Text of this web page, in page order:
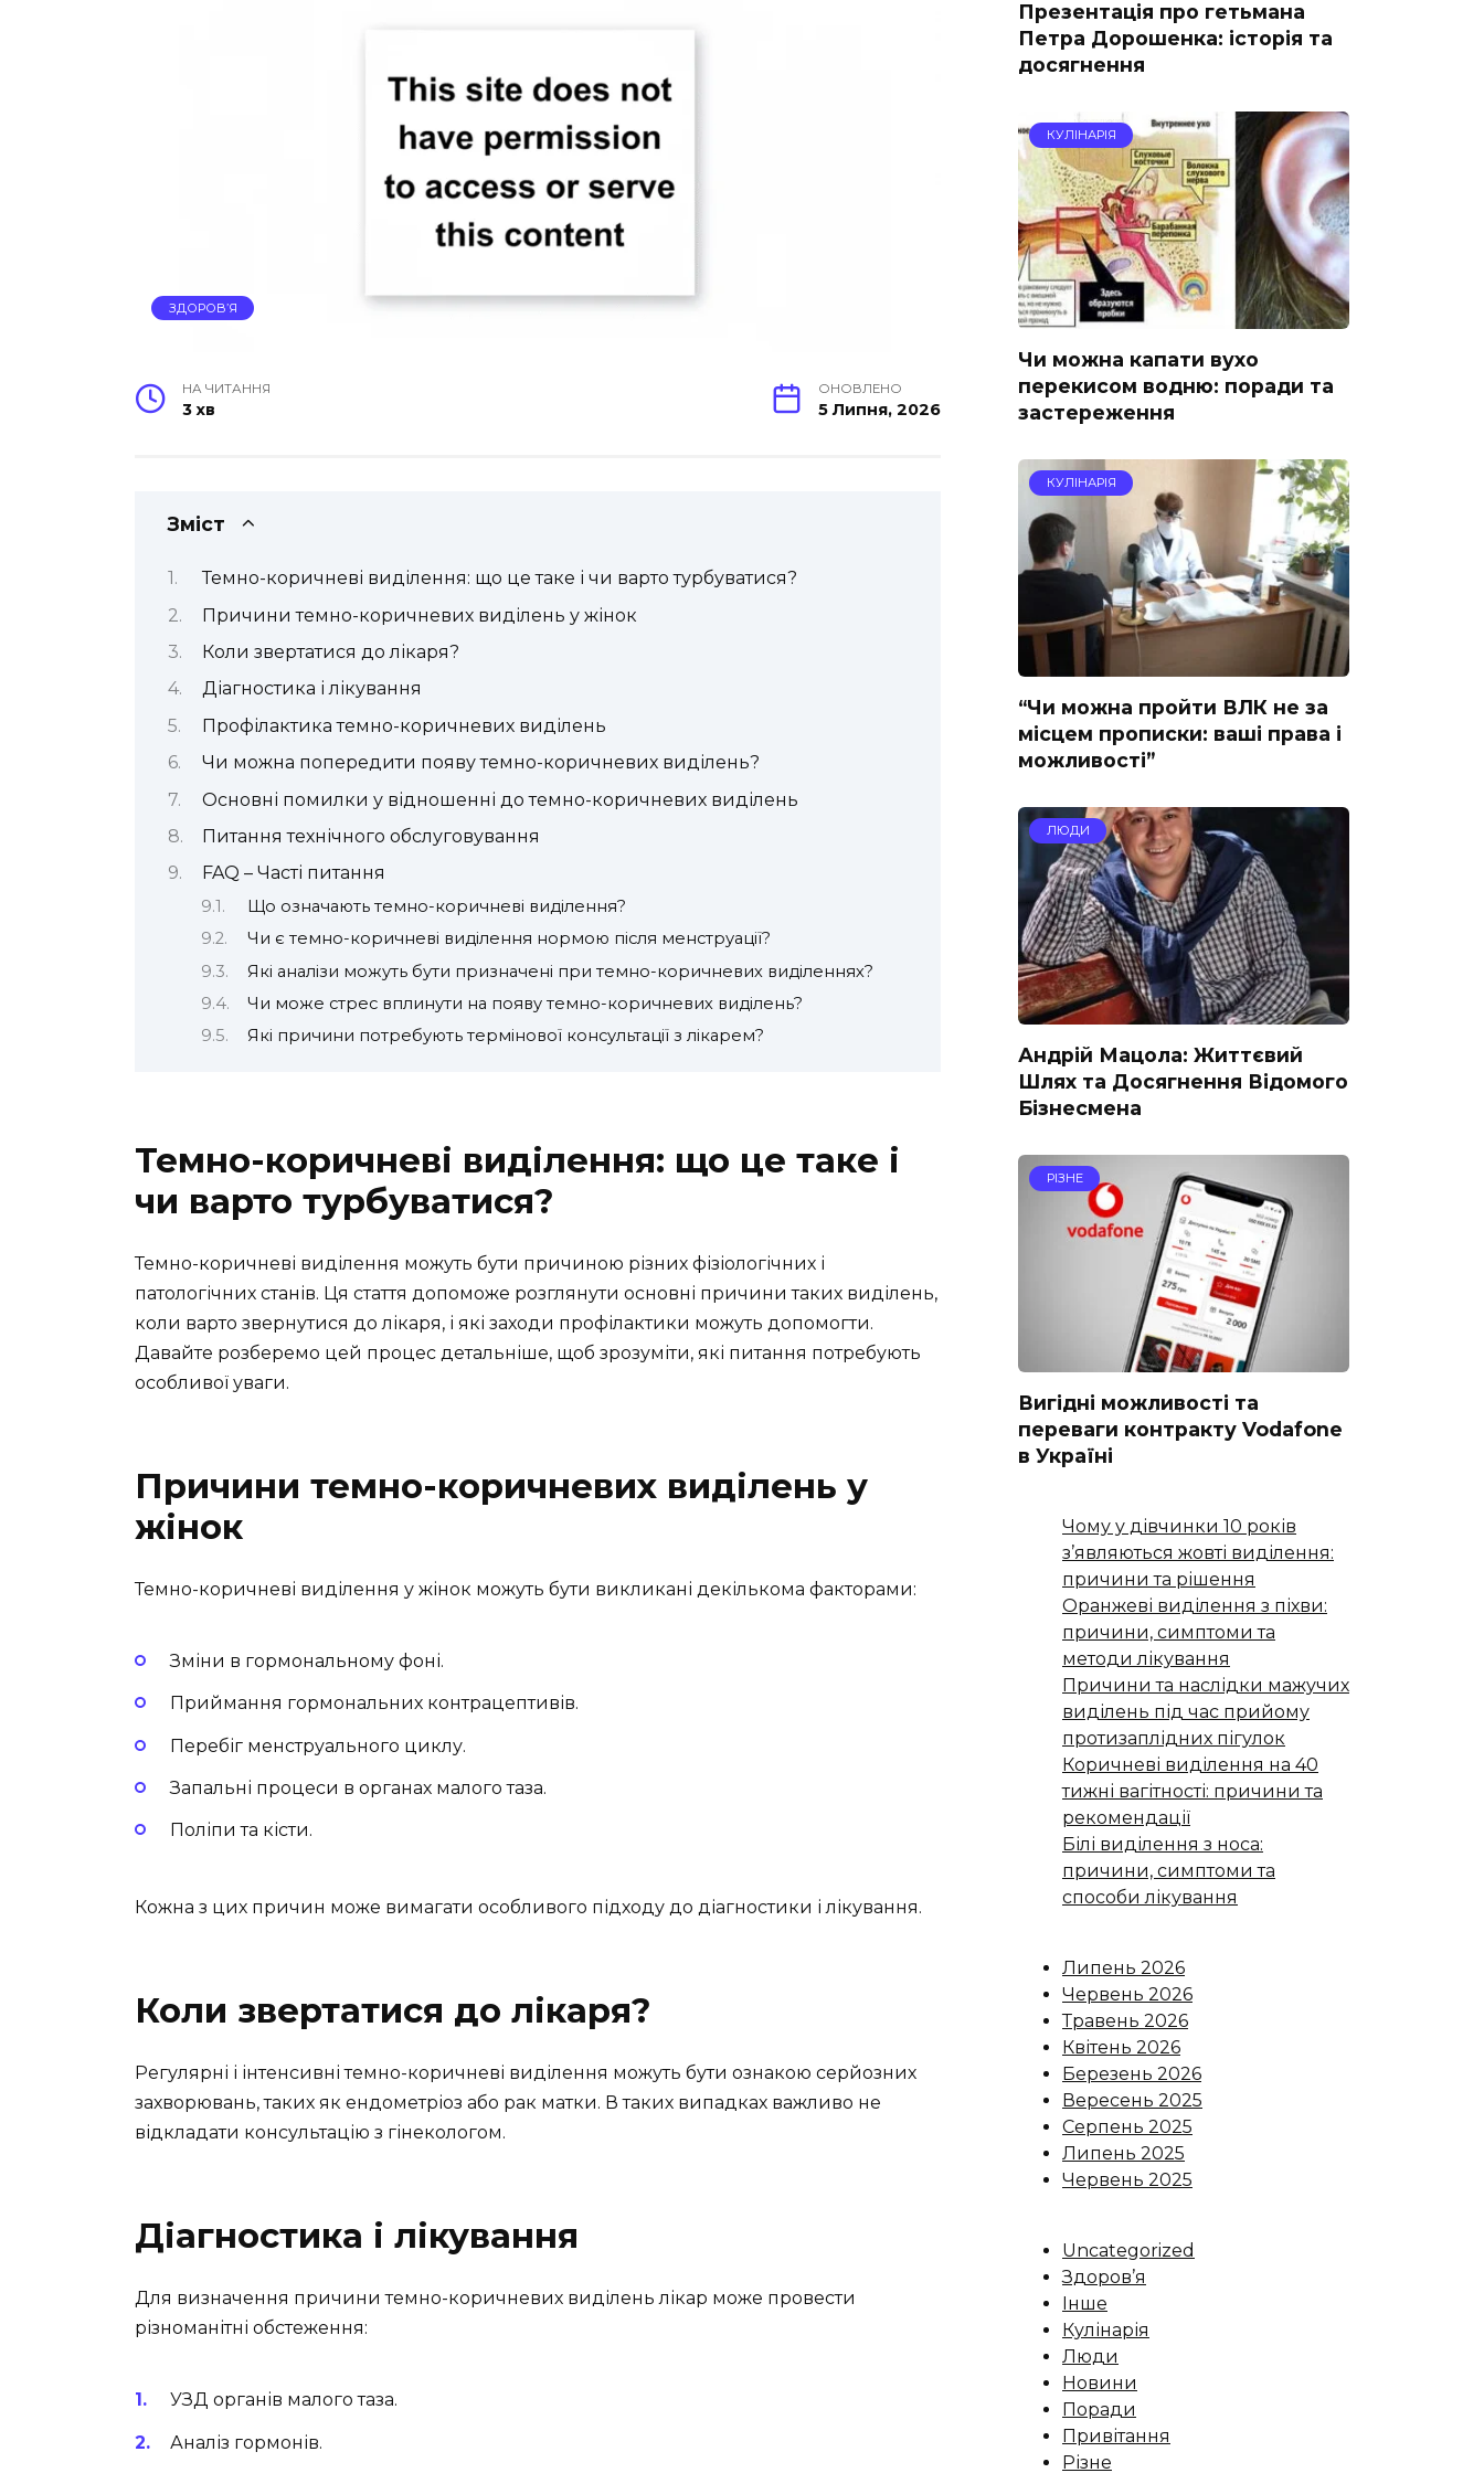
ЗДОРОВ’Я
НА ЧИТАННЯ
3 хв
ОНОВЛЕНО
5 Липня, 2026
Зміст
Темно-коричневі виділення: що це таке і чи варто турбуватися?
Причини темно-коричневих виділень у жінок
Коли звертатися до лікаря?
Діагностика і лікування
Профілактика темно-коричневих виділень
Чи можна попередити появу темно-коричневих виділень?
Основні помилки у відношенні до темно-коричневих виділень
Питання технічного обслуговування
FAQ – Часті питання
Що означають темно-коричневі виділення?
Чи є темно-коричневі виділення нормою після менструації?
Які аналізи можуть бути призначені при темно-коричневих виділеннях?
Чи може стрес вплинути на появу темно-коричневих виділень?
Які причини потребують термінової консультації з лікарем?
Темно-коричневі виділення: що це таке і
чи варто турбуватися?
Темно-коричневі виділення можуть бути причиною різних фізіологічних і
патологічних станів. Ця стаття допоможе розглянути основні причини таких виділень,
коли варто звернутися до лікаря, і які заходи профілактики можуть допомогти.
Давайте розберемо цей процес детальніше, щоб зрозуміти, які питання потребують
особливої уваги.
Причини темно-коричневих виділень у
жінок
Темно-коричневі виділення у жінок можуть бути викликані декількома факторами:
Зміни в гормональному фоні.
Приймання гормональних контрацептивів.
Перебіг менструального циклу.
Запальні процеси в органах малого таза.
Поліпи та кісти.
Кожна з цих причин може вимагати особливого підходу до діагностики і лікування.
Коли звертатися до лікаря?
Регулярні і інтенсивні темно-коричневі виділення можуть бути ознакою серйозних
захворювань, таких як ендометріоз або рак матки. В таких випадках важливо не
відкладати консультацію з гінекологом.
Діагностика і лікування
Для визначення причини темно-коричневих виділень лікар може провести
різноманітні обстеження:
УЗД органів малого таза.
Аналіз гормонів.
Презентація про гетьмана
Петра Дорошенка: історія та
досягнення
КУЛІНАРІЯ
Чи можна капати вухо
перекисом водню: поради та
застереження
КУЛІНАРІЯ
“Чи можна пройти ВЛК не за
місцем прописки: ваші права і
можливості”
ЛЮДИ
Андрій Мацола: Життєвий
Шлях та Досягнення Відомого
Бізнесмена
РІЗНЕ
Вигідні можливості та
переваги контракту Vodafone
в Україні
Чому у дівчинки 10 років
з’являються жовті виділення:
причини та рішення
Оранжеві виділення з піхви:
причини, симптоми та
методи лікування
Причини та наслідки мажучих
виділень під час прийому
протизаплідних пігулок
Коричневі виділення на 40
тижні вагітності: причини та
рекомендації
Білі виділення з носа:
причини, симптоми та
способи лікування
Липень 2026
Червень 2026
Травень 2026
Квітень 2026
Березень 2026
Вересень 2025
Серпень 2025
Липень 2025
Червень 2025
Uncategorized
Здоров’я
Інше
Кулінарія
Люди
Новини
Поради
Привітання
Різне